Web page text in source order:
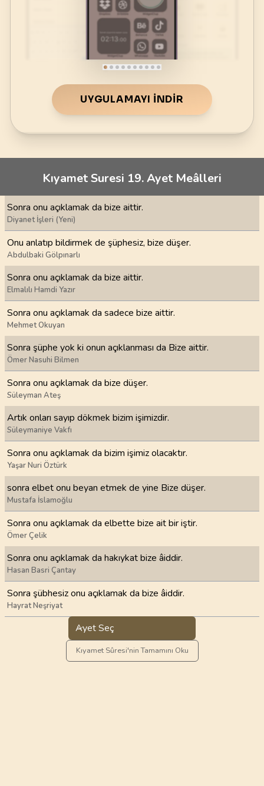
UYGULAMAYI İNDIR
Kıyamet Suresi 19. Ayet Meâlleri
Sonra onu açıklamak da bize aittir.
Diyanet İşleri (Yeni)
Onu anlatıp bildirmek de şüphesiz, bize düşer.
Abdulbaki Gölpınarlı
Sonra onu açıklamak da bize aittir.
Elmalılı Hamdi Yazır
Sonra onu açıklamak da sadece bize aittir.
Mehmet Okuyan
Sonra şüphe yok ki onun açıklanması da Bize aittir.
Ömer Nasuhi Bilmen
Sonra onu açıklamak da bize düşer.
Süleyman Ateş
Artık onları sayıp dökmek bizim işimizdir.
Süleymaniye Vakfı
Sonra onu açıklamak da bizim işimiz olacaktır.
Yaşar Nuri Öztürk
sonra elbet onu beyan etmek de yine Bize düşer.
Mustafa İslamoğlu
Sonra onu açıklamak da elbette bize ait bir iştir.
Ömer Çelik
Sonra onu açıklamak da hakıykat bize âiddir.
Hasan Basri Çantay
Sonra şübhesiz onu açıklamak da bize âiddir.
Hayrat Neşriyat
Ayet Seç
Kıyamet Sûresi'nin Tamamını Oku